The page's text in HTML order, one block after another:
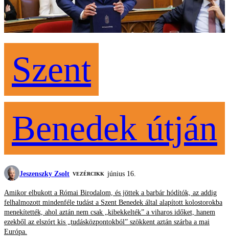
Szent
Benedek útján
Jeszenszky Zsolt VEZÉRCIKK június 16.
Amikor elbukott a Római Birodalom, és jöttek a barbár hódítók, az addig
felhalmozott mindenféle tudást a Szent Benedek által alapított kolostorokba
menekítették, ahol aztán nem csak „kibekkelték” a viharos időket, hanem
ezekből az elszórt kis „tudásközpontokból” szökkent aztán szárba a mai
Európa.